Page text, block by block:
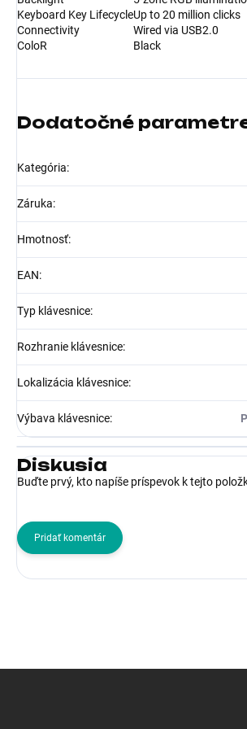
Keyboard Key LifecycleUp to 20 million clicks
Connectivity
Wired via USB2.0
ColoR
Black
Dodatočné
Kategória:
Záruka:
Hmotnosť:
EAN:
Typ klávesnice:
Rozhranie klávesnice:
Lokalizácia klávesnice:
Výbava klávesnice:
Diskusia
Buďte prvý, kto napíše príspevok k tejto
Pridať komentár